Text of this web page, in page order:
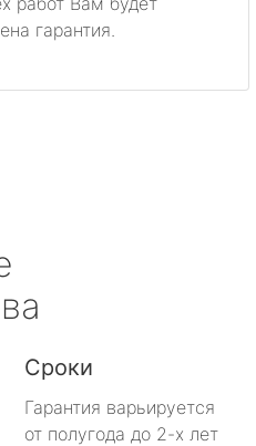
гарантия.
Сроки
Гарантия варьируется
от полугода до 2-х лет